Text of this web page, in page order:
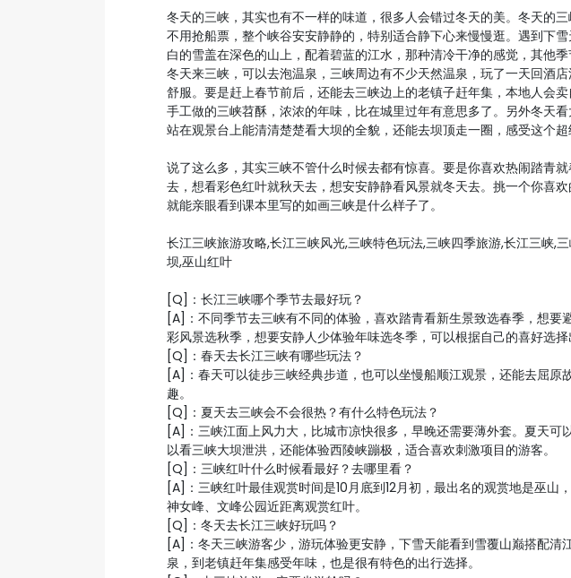
冬天的三峡，其实也有不一样的味道，很多人会错过冬天的美。冬天的
不用抢船票，整个峡谷安安静静的，特别适合静下心来慢慢逛。遇到下
白的雪盖在深色的山上，配着碧蓝的江水，那种清冷干净的感觉，其他季
冬天来三峡，可以去泡温泉，三峡周边有不少天然温泉，玩了一天回酒
舒服。要是赶上春节前后，还能去三峡边上的老镇子赶年集，本地人会
手工做的三峡苕酥，浓浓的年味，比在城里过年有意思多了。另外冬天
站在观景台上能清清楚楚看大坝的全貌，还能去坝顶走一圈，感受这个超
说了这么多，其实三峡不管什么时候去都有惊喜。要是你喜欢热闹踏青
去，想看彩色红叶就秋天去，想安安静静看风景就冬天去。挑一个你喜
就能亲眼看到课本里写的如画三峡是什么样子了。
长江三峡旅游攻略,长江三峡风光,三峡特色玩法,三峡四季旅游,长江三峡,
坝,巫山红叶
[Q]：长江三峡哪个季节去最好玩？
[A]：不同季节去三峡有不同的体验，喜欢踏青看新生景致选春季，想要
彩风景选秋季，想要安静人少体验年味选冬季，可以根据自己的喜好选择
[Q]：春天去长江三峡有哪些玩法？
[A]：春天可以徒步三峡经典步道，也可以坐慢船顺江观景，还能去屈原
趣。
[Q]：夏天去三峡会不会很热？有什么特色玩法？
[A]：三峡江面上风力大，比城市凉快很多，早晚还需要薄外套。夏天可
以看三峡大坝泄洪，还能体验西陵峡蹦极，适合喜欢刺激项目的游客。
[Q]：三峡红叶什么时候看最好？去哪里看？
[A]：三峡红叶最佳观赏时间是10月底到12月初，最出名的观赏地是巫山
神女峰、文峰公园近距离观赏红叶。
[Q]：冬天去长江三峡好玩吗？
[A]：冬天三峡游客少，游玩体验更安静，下雪天能看到雪覆山巅搭配清
泉，到老镇赶年集感受年味，也是很有特色的出行选择。